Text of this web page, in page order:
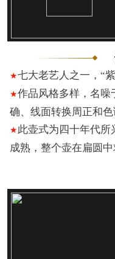
★七大老艺人之一，“
★作品风格多样，名噪
确、线面转换周正和
★此壶式为四十年代所
成熟，整个壶在扁圆中